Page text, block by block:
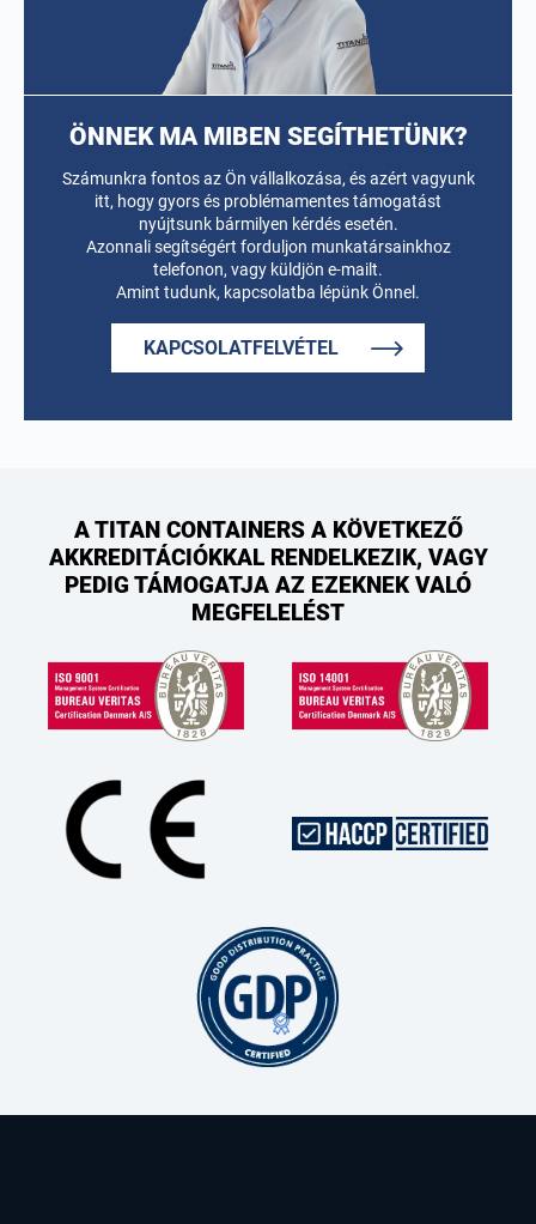
ÖNNEK MA MIBEN SEGÍTHETÜNK?
Számunkra fontos az Ön vállalkozása, és azért vagyunk
itt, hogy gyors és problémamentes támogatást
nyújtsunk bármilyen kérdés esetén.
Azonnali segítségért forduljon munkatársainkhoz
telefonon, vagy küldjön e-mailt.
Amint tudunk, kapcsolatba lépünk Önnel.
KAPCSOLATFELVÉTEL
A TITAN CONTAINERS A KÖVETKEZŐ
AKKREDITÁCIÓKKAL RENDELKEZIK, VAGY
PEDIG TÁMOGATJA AZ EZEKNEK VALÓ
MEGFELELÉST